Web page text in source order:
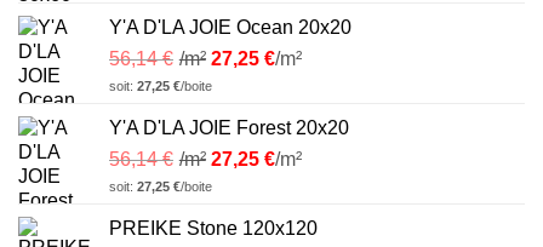
Y'A D'LA JOIE Ocean 20x20
56,14€ /m² 27,25 €/m²
soit: 27,25 €/boite
Y'A D'LA JOIE Forest 20x20
56,14€ /m² 27,25 €/m²
soit: 27,25 €/boite
PREIKE Stone 120x120